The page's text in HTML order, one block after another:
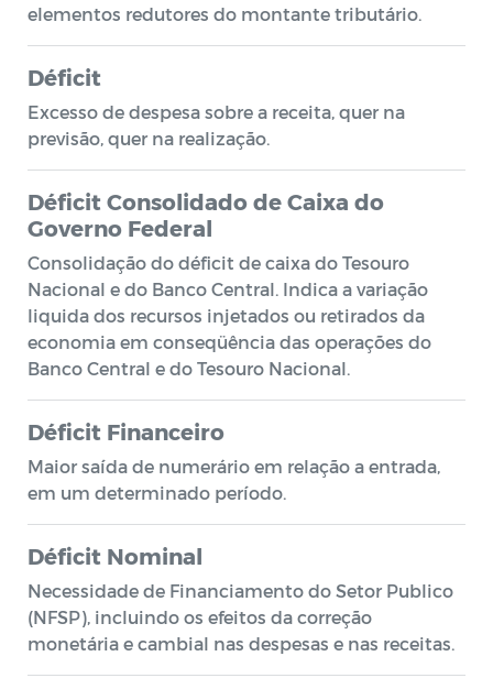
elementos redutores do montante tributário.
Déficit
Excesso de despesa sobre a receita, quer na
previsão, quer na realização.
Déficit Consolidado de Caixa do
Governo Federal
Consolidação do déficit de caixa do Tesouro
Nacional e do Banco Central. Indica a variação
liquida dos recursos injetados ou retirados da
economia em conseqüência das operações do
Banco Central e do Tesouro Nacional.
Déficit Financeiro
Maior saída de numerário em relação a entrada,
em um determinado período.
Déficit Nominal
Necessidade de Financiamento do Setor Publico
(NFSP), incluindo os efeitos da correção
monetária e cambial nas despesas e nas receitas.